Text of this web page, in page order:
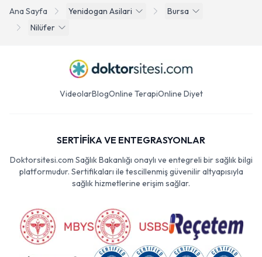
Ana Sayfa Yenidogan Asilari
Bursa
Nilüfer
VideolarBlogOnline TerapiOnline Diyet
SERTİFİKA VE ENTEGRASYONLAR
Doktorsitesi.com Sağlık Bakanlığı onaylı ve entegreli bir sağlık bilgi
platformudur. Sertifikaları ile tescillenmiş güvenilir altyapısıyla
sağlık hizmetlerine erişim sağlar.